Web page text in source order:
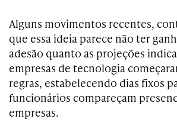
Alguns movimentos recentes,
que essa ideia parece não ter
adesão quanto as projeções
empresas de tecnologia
regras, estabelecendo dias fixos
funcionários compareçam
empresas.